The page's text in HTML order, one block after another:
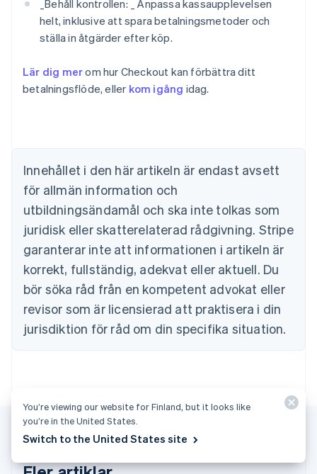
_Behåll kontrollen: _
Anpassa kassaupplevelsen
helt, inklusive att spara betalningsmetoder och
ställa in åtgärder efter köp.
Lär dig merom hur Checkout kan förbättra ditt
betalningsflöde, eller kom igång idag.
Innehållet i den här artikeln är endast avsett
för allmän information och
utbildningsändamål och ska inte tolkas som
juridisk eller skatterelaterad rådgivning. Stripe
garanterar inte att informationen i artikeln är
korrekt, fullständig, adekvat eller aktuell. Du
bör söka råd från en kompetent advokat eller
revisor som är licensierad att praktisera i din
jurisdiktion för råd om din specifika situation.
Australien
English
PortuguêsEnglish
Bulgarien
English
Cypern
English
Danmark
English
Estland
Fastlandskina
简体中文English
Finland
English Svenska
Frankrike
English
Grekland
English
English简体中文
You’re viewing our website for Finland, but it looks like
you’re in the United States.
Switch to the United States site